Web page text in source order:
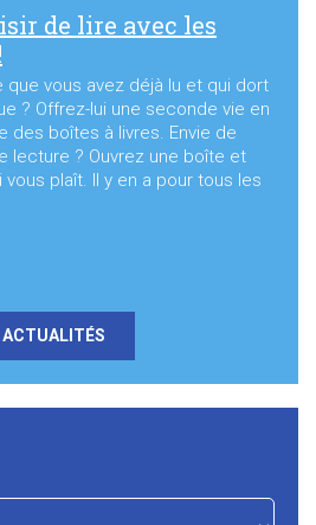
de lire avec les
que vous avez déjà lu et qui dort
? Offrez-lui une seconde vie en
des boîtes à livres. Envie de
lecture ? Ouvrez une boîte et
plaît. Il y en a pour tous les